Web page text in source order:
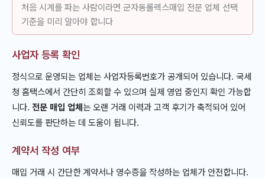
처음 시계를 파는 사람이라면 군자동롤렉스매입 전문 업체 선택
기준을 미리 알아야 합니다
사업자 등록 확인
정식으로 운영되는 업체는 사업자등록번호가 공개되어 있습니다. 국세
청 홈택스에서 간단히 조회할 수 있으며 실제 영업 중인지 확인 가능합
니다. 전문 매입 업체는 오랜 거래 이력과 고객 후기가 축적되어 있어
신뢰도를 판단하는 데 도움이 됩니다.
계약서 작성 여부
매입 거래 시 간단한 계약서나 영수증을 작성하는 업체가 안전합니다.